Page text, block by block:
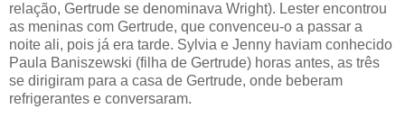
relação, Gertrude se denominava Wright). Lester encontrou
as meninas com Gertrude, que convenceu-o a passar a
noite ali, pois já era tarde. Sylvia e Jenny haviam conhecido
Paula Baniszewski (filha de Gertrude) horas antes, as três
se dirigiram para a casa de Gertrude, onde beberam
refrigerantes e conversaram.